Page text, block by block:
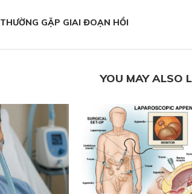
GẶP GIAI ĐOẠN HỒI
YOU MAY ALSO